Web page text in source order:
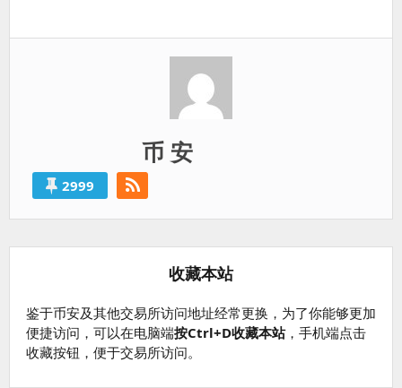
币 安
2999
收藏本站
鉴于币安及其他交易所访问地址经常更换，为了你能够更加
便捷访问，可以在电脑端按Ctrl+D收藏本站，手机端点击
收藏按钮，便于交易所访问。